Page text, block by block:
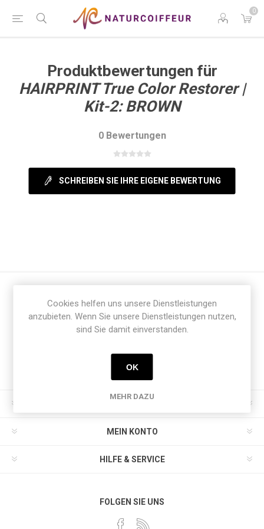
0
Produktbewertungen für
HAIRPRINT True Color Restorer |
Kit-2: BROWN
0 Bewertungen
SCHREIBEN SIE IHRE EIGENE BEWERTUNG
Newsletter
MEIN KONTO
HILFE & SERVICE
FOLGEN SIE UNS
Cookies helfen uns unsere Dienstleistungen
anzubieten. Wenn Sie unsere Dienstleistungen nutzen,
sind Sie damit einverstanden.
OK
MEHR DAZU